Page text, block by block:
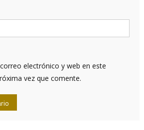
electrónico y web en este
vez que comente.